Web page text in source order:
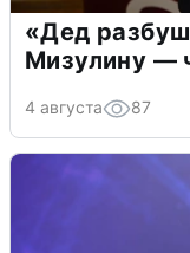
«Дед
Мизулину —
4 августа 87